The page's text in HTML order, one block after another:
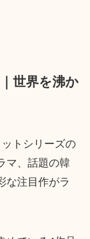
世界を沸か
トシリーズの
マ、話題の韓
な注目作がラ